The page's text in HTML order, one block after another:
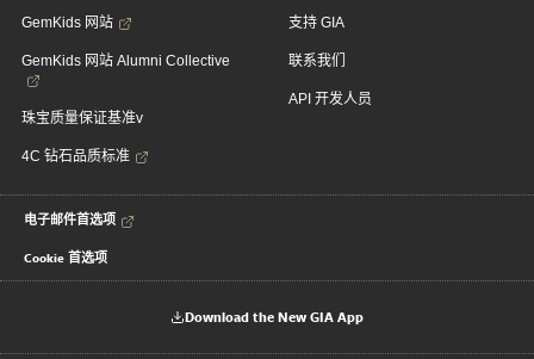
GemKids 网站
GemKids 网站 Alumni Collective
珠宝质量保证基准v
4C 钻石品质标准
支持 GIA
联系我们
API 开发人员
电子邮件首选项
Cookie 首选项
Download the New GIA App